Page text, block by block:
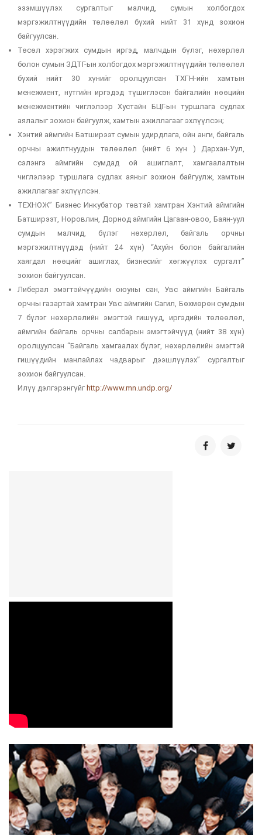
эзэмшүүлэх сургалтыг малчид, сумын холбогдох
мэргэжилтнүүдийн төлөөлөл бүхий нийт 31 хүнд зохион
байгуулсан.
Төсөл хэрэгжих сумдын иргэд, малчдын бүлэг, нөхөрлөл
болон сумын ЗДТГ-ын холбогдох мэргэжилтнүүдийн төлөөлөл
бүхий нийт 30 хүнийг оролцуулсан ТХГН-ийн хамтын
менежмент, нутгийн иргэдэд түшиглэсэн байгалийн нөөцийн
менежментийн чиглэлээр Хустайн БЦГ-ын туршлага судлах
аялалыг зохион байгуулж, хамтын ажиллагааг эхлүүлсэн;
Хэнтий аймгийн Батширээт сумын удирдлага, ойн анги, байгаль
орчны ажилтнуудын төлөөлөл (нийт 6 хүн ) Дархан-Уул,
сэлэнгэ аймгийн сумдад ой ашиглалт, хамгаалалтын
чиглэлээр туршлага судлах аяныг зохион байгуулж, хамтын
ажиллагааг эхлүүлсэн.
ТЕХНОЖ” Бизнес Инкубатор төвтэй хамтран Хэнтий аймгийн
Батширээт, Норовлин, Дорнод аймгийн Цагаан-овоо, Баян-уул
сумдын малчид, бүлэг нөхөрлөл, байгаль орчны
мэргэжилтнүүдэд (нийт 24 хүн) “Ахуйн болон байгалийн
хаягдал нөөцийг ашиглах, бизнесийг хөгжүүлэх сургалт”
зохион байгуулсан.
Либерал эмэгтэйчүүдийн оюуны сан, Увс аймгийн Байгаль
орчны газартай хамтран Увс аймгийн Сагил, Бөхмөрөн сумдын
7 бүлэг нөхөрлөлийн эмэгтэй гишүүд, иргэдийн төлөөлөл,
аймгийн байгаль орчны салбарын эмэгтэйчүүд (нийт 38 хүн)
оролцуулсан “Байгаль хамгаалах бүлэг, нөхөрлөлийн эмэгтэй
гишүүдийн манлайлах чадварыг дээшлүүлэх” сургалтыг
зохион байгуулсан.
Илүү дэлгэрэнгүйг http://www.mn.undp.org/